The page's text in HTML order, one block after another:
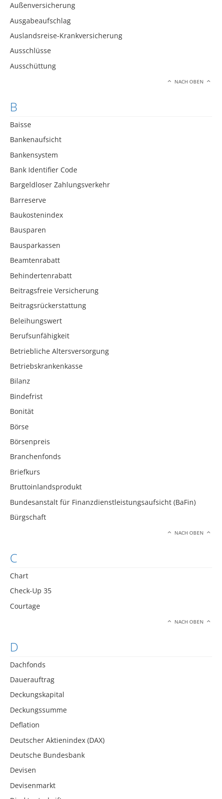
Außenversicherung
Ausgabeaufschlag
Auslandsreise-Krankversicherung
Ausschlüsse
Ausschüttung
NACH OBEN
B
Baisse
Bankenaufsicht
Bankensystem
Bank Identifier Code
Bargeldloser Zahlungsverkehr
Barreserve
Baukostenindex
Bausparen
Bausparkassen
Beamtenrabatt
Behindertenrabatt
Beitragsfreie Versicherung
Beitragsrückerstattung
Beleihungswert
Berufsunfähigkeit
Betriebliche Altersversorgung
Betriebskrankenkasse
Bilanz
Bindefrist
Bonität
Börse
Börsenpreis
Branchenfonds
Briefkurs
Bruttoinlandsprodukt
Bundesanstalt für Finanzdienstleistungsaufsicht (BaFin)
Bürgschaft
NACH OBEN
C
Chart
Check-Up 35
Courtage
NACH OBEN
D
Dachfonds
Dauerauftrag
Deckungskapital
Deckungssumme
Deflation
Deutscher Aktienindex (DAX)
Deutsche Bundesbank
Devisen
Devisenmarkt